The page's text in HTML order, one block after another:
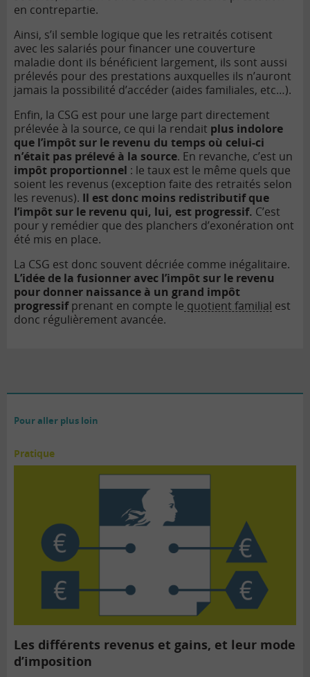
en contrepartie.
Ainsi, s’il semble logique que les retraités cotisent
avec les salariés pour financer une couverture
maladie dont ils bénéficient largement, ils sont aussi
prélevés pour des prestations auxquelles ils n’auront
jamais la possibilité d’accéder (aides familiales, etc…).
Enfin, la CSG est pour une large part directement
prélevée à la source, ce qui la rendait plus indolore
que l’impôt sur le revenu du temps où celui-ci
n’était pas prélevé à la source. En revanche, c’est un
impôt proportionnel : le taux est le même quels que
soient les revenus (exception faite des retraités selon
les revenus). Il est donc moins redistributif que
l’impôt sur le revenu qui, lui, est progressif. C’est
pour y remédier que des planchers d’exonération ont
été mis en place.
La CSG est donc souvent décriée comme inégalitaire.
L’idée de la fusionner avec l’impôt sur le revenu
pour donner naissance à un grand impôt
progressifprenant en compte le quotient familial est
donc régulièrement avancée.
Pour aller plus loin
Pratique
Les différents revenus et gains, et leur mode
d’imposition